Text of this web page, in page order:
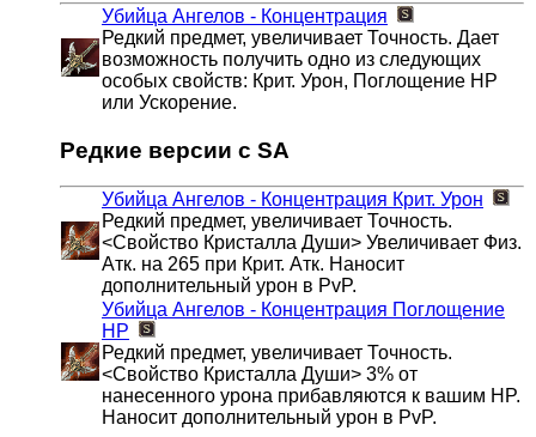
Убийца Ангелов - Концентрация
Редкий предмет, увеличивает Точность. Дает
возможность получить одно из следующих
особых свойств: Крит. Урон, Поглощение HP
или Ускорение.
Редкие версии с SA
Убийца Ангелов - Концентрация Крит. Урон
Редкий предмет, увеличивает Точность.
<Свойство Кристалла Души> Увеличивает Физ.
Атк. на 265 при Крит. Атк. Наносит
дополнительный урон в PvP.
Убийца Ангелов - Концентрация Поглощение
HP
Редкий предмет, увеличивает Точность.
<Свойство Кристалла Души> 3% от
нанесенного урона прибавляются к вашим HP.
Наносит дополнительный урон в PvP.